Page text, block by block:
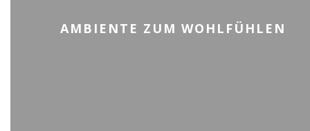
AMBIENTE ZUM WOHLFÜHLEN